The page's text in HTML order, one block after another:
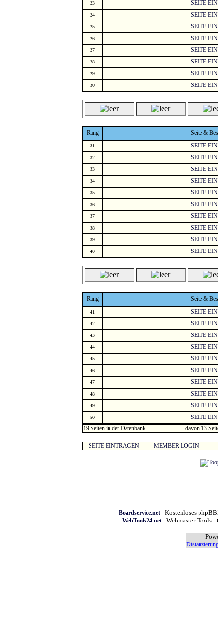
23 SEITE
24 SEITE
25 SEITE
26 SEITE
27 SEITE
28 SEITE
29 SEITE
30 SEITE
Rang Seite &
31 SEITE
32 SEITE
33 SEITE
34 SEITE
35 SEITE
36 SEITE
37 SEITE
38 SEITE
39 SEITE
40 SEITE
Rang Seite &
41 SEITE
42 SEITE
43 SEITE
44 SEITE
45 SEITE
46 SEITE
47 SEITE
48 SEITE
49 SEITE
50
SEITE
19 Seiten in der Datenbank
davon 13
SEITE EINTRAGEN MEMBER LOGIN
Boardservice.net- Kostenloses
WebTools24.net- Webmaster-Tools -